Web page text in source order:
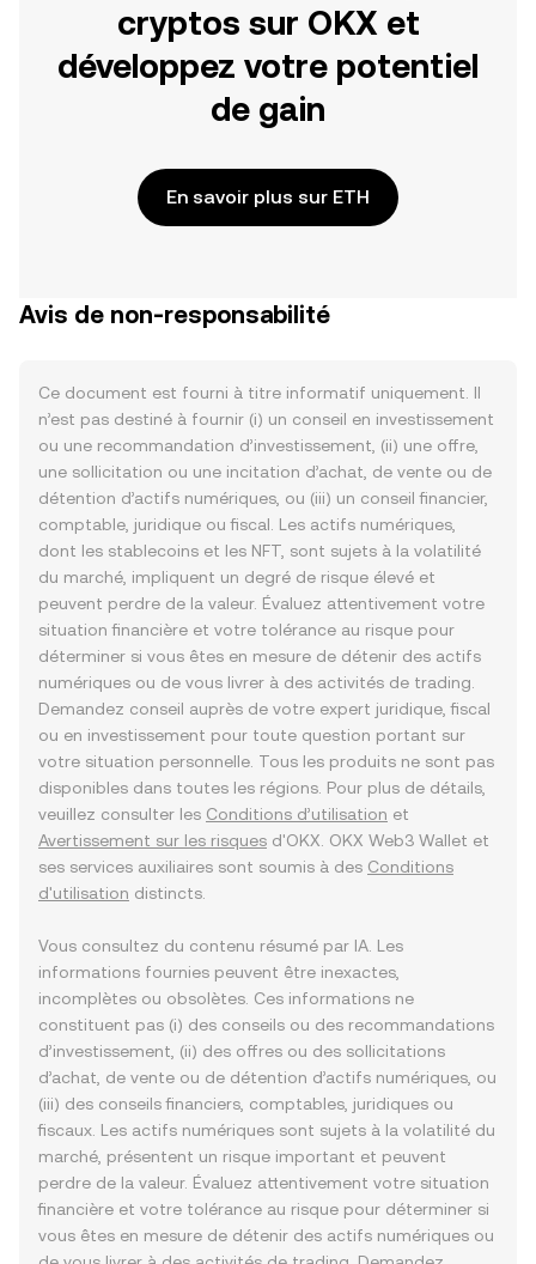
cryptos sur OKX et
développez votre potentiel
de gain
En savoir plus sur ETH
Avis de non-responsabilité
Ce document est fourni à titre informatif uniquement. Il
n’est pas destiné à fournir (i) un conseil en investissement
ou une recommandation d’investissement, (ii) une offre,
une sollicitation ou une incitation d’achat, de vente ou de
détention d’actifs numériques, ou (iii) un conseil financier,
comptable, juridique ou fiscal. Les actifs numériques,
dont les stablecoins et les NFT, sont sujets à la volatilité
du marché, impliquent un degré de risque élevé et
peuvent perdre de la valeur. Évaluez attentivement votre
situation financière et votre tolérance au risque pour
déterminer si vous êtes en mesure de détenir des actifs
numériques ou de vous livrer à des activités de trading.
Demandez conseil auprès de votre expert juridique, fiscal
ou en investissement pour toute question portant sur
votre situation personnelle. Tous les produits ne sont pas
disponibles dans toutes les régions. Pour plus de détails,
veuillez consulter les Conditions d’utilisation et
Avertissement sur les risques d'OKX. OKX Web3 Wallet et
ses services auxiliaires sont soumis à des Conditions
d'utilisation distincts.
Vous consultez du contenu résumé par IA. Les
informations fournies peuvent être inexactes,
incomplètes ou obsolètes. Ces informations ne
constituent pas (i) des conseils ou des recommandations
d’investissement, (ii) des offres ou des sollicitations
d’achat, de vente ou de détention d’actifs numériques, ou
(iii) des conseils financiers, comptables, juridiques ou
fiscaux. Les actifs numériques sont sujets à la volatilité du
marché, présentent un risque important et peuvent
perdre de la valeur. Évaluez attentivement votre situation
financière et votre tolérance au risque pour déterminer si
vous êtes en mesure de détenir des actifs numériques ou